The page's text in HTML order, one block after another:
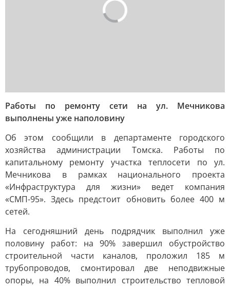
Работы по ремонту сети на ул. Мечникова
выполнены уже наполовину
Об этом сообщили в департаменте городского
хозяйства администрации Томска. Работы по
капитальному ремонту участка теплосети по ул.
Мечникова в рамках национального проекта
«Инфраструктура для жизни» ведет компания
«СМП-95». Здесь предстоит обновить более 400 м
сетей.
На сегодняшний день подрядчик выполнил уже
половину работ: на 90% завершил обустройство
строительной части каналов, проложил 185 м
трубопроводов, смонтировал две неподвижные
опоры, на 40% выполнил строительство тепловой